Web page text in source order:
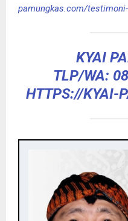
pamungkas.com/
KYAI
TLP/WA:
HTTPS://KYAI-